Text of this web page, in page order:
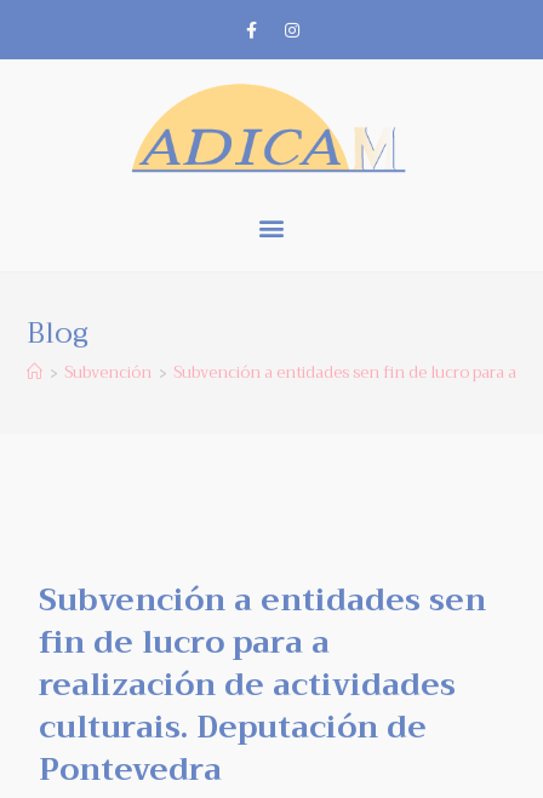
Blog
> Subvención > Subvención a entidades sen fin de lucro para a
Subvención a entidades sen
fin de lucro para a
realización de actividades
culturais. Deputación de
Pontevedra